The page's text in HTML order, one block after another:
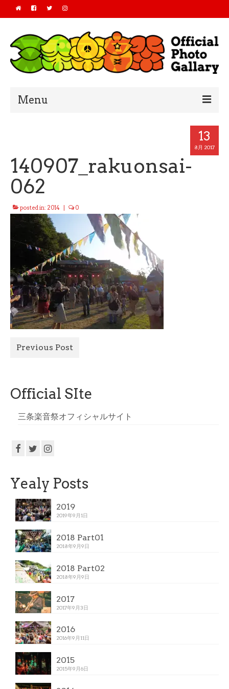
Menu
2018
2017
2016
All Photo
Official Site
13
8月 2017
140907_rakuonsai-
062
posted in: 2014 0
Previous Post
Official SIte
三条楽音祭オフィシャルサイト
Yealy Posts
2019
2019年9月1日
2018 Part01
2018年9月9日
2018 Part02
2018年9月9日
2017
2017年9月3日
2016
2016年9月11日
2015
2015年9月6日